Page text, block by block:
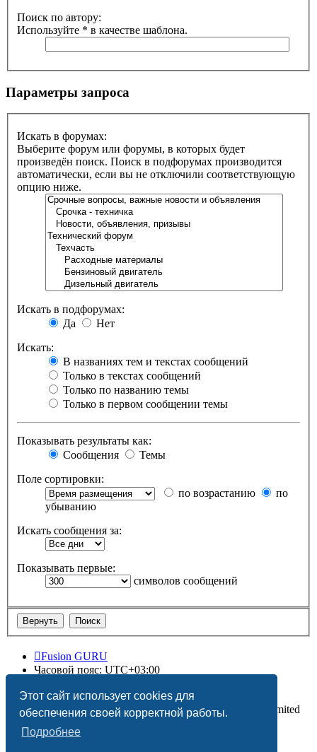
Этот сайт использует cookies для
обеспечения своей корректной работы.
Подробнее
Поиск по автору:
Используйте * в качестве шаблона.
Параметры запроса
Искать в форумах:
Выберите форум или форумы, в которых будет
произведён поиск. Поиск в подфорумах производится
автоматически, если вы не отключили соответствующую
опцию ниже.
Искать в подфорумах:
Да
Нет
Искать:
В названиях тем и текстах сообщений
Только в текстах сообщений
Только по названию темы
Только в первом сообщении темы
Показывать результаты как:
Сообщения
Темы
Поле сортировки:
по возрастанию
по
убыванию
Искать сообщения за:
Показывать первые:
символов сообщений
Fusion GURU
Часовой пояс: UTC+03:00
Создано на основеphpBB® Forum Software © phpBB Limited